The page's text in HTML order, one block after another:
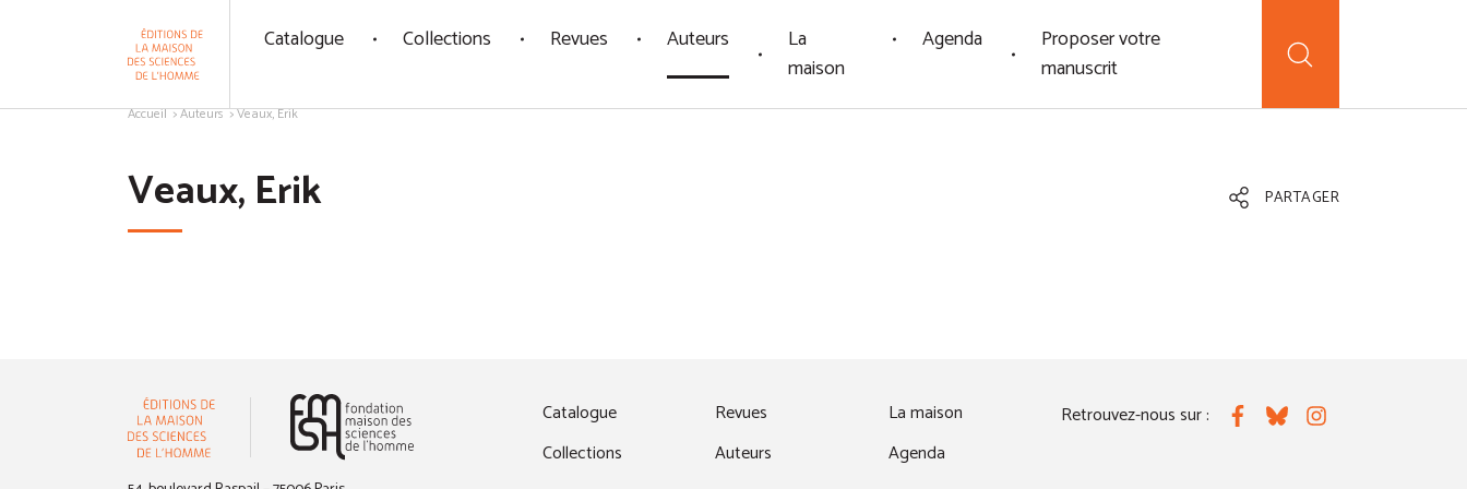
Catalogue Collections Revues Auteurs
La
maison
Agenda
Proposer votre
manuscrit
Accueil Auteurs Veaux, Erik
Veaux, Erik PARTAGER
Catalogue
Collections
Revues
Auteurs
La maison
Agenda
Retrouvez-nous sur : FacebookBlueskyInstagram